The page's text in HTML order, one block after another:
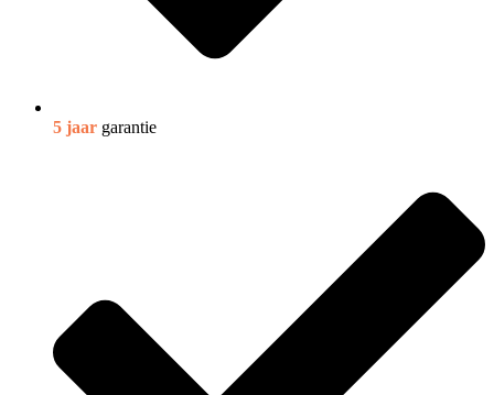
5 jaar garantie